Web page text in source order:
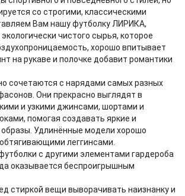
со строгими, классическими
Вам нашу футболку ЛИРИКА,
чистого сырья, которое
хорошо впитывает
на рукаве и полочке добавит романтики
сочетаются с нарядами самых разных
Они прекрасно выглядят в
и узкими джинсами, шортами и
помогая создавать яркие и
Удлинённые модели хорошо
леггинсами.
с другими элементами гардероба
оказывается беспроигрышным
стиркой вещи выворачивать наизнанку и